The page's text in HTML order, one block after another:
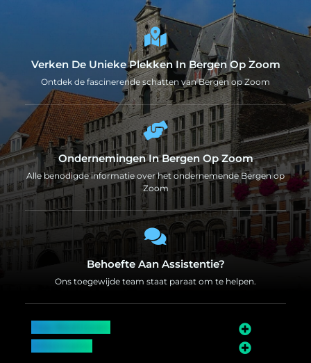
Verken De Unieke Plekken In Bergen Op Zoom
Ontdek de fascinerende schatten van Bergen op Zoom
Ondernemingen In Bergen Op Zoom
Alle benodigde informatie over het ondernemende Bergen op
Zoom
Behoefte Aan Assistentie?
Ons toegewijde team staat paraat om te helpen.